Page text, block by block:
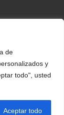
de
y
todo", usted
Aceptar todo